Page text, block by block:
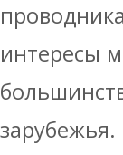
интересы